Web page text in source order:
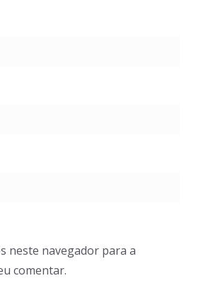
neste navegador para a
comentar.